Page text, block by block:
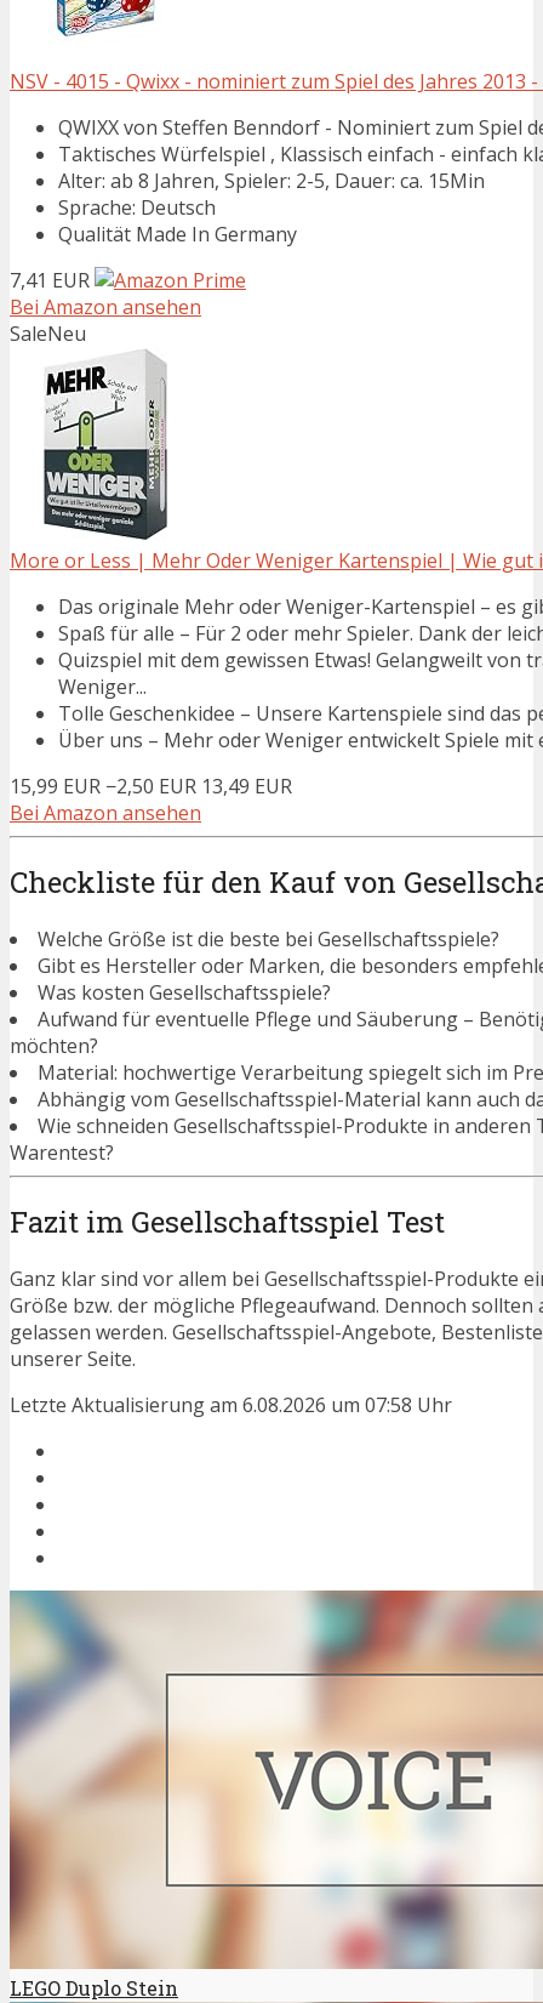
NSV - 4015 - Qwixx - nominiert zum Spiel des Jahres 2013
QWIXX von Steffen Benndorf - Nominiert zum Spiel
Taktisches Würfelspiel , Klassisch einfach - einfach
Alter: ab 8 Jahren, Spieler: 2-5, Dauer: ca. 15Min
Sprache: Deutsch
Qualität Made In Germany
7,41 EUR
Bei Amazon ansehen
SaleNeu
More or Less | Mehr Oder Weniger Kartenspiel | Wie gut
Das originale Mehr oder Weniger-Kartenspiel – es
Spaß für alle – Für 2 oder mehr Spieler. Dank der
Quizspiel mit dem gewissen Etwas! Gelangweilt
Weniger...
Tolle Geschenkidee – Unsere Kartenspiele sind das
Über uns – Mehr oder Weniger entwickelt Spiele
15,99 EUR −2,50 EUR 13,49 EUR
Bei Amazon ansehen
Checkliste für den Kauf von
Welche Größe ist die beste bei Gesellschaftsspiele?
Gibt es Hersteller oder Marken, die besonders
Was kosten Gesellschaftsspiele?
Aufwand für eventuelle Pflege und Säuberung –
möchten?
Material: hochwertige Verarbeitung spiegelt sich im
Abhängig vom Gesellschaftsspiel-Material kann auch
Wie schneiden Gesellschaftsspiel-Produkte in
Warentest?
Fazit im Gesellschaftsspiel Test
Ganz klar sind vor allem bei Gesellschaftsspiel-Produkte
Größe bzw. der mögliche Pflegeaufwand. Dennoch
gelassen werden. Gesellschaftsspiel-Angebote,
unserer Seite.
Letzte Aktualisierung am 6.08.2026 um 07:58 Uhr
LEGO Duplo Stein